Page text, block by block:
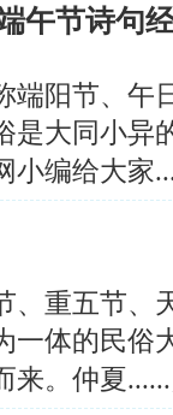
午节诗句
端阳节、午
是大同小异
小编给大家
、重五节、
一体的民俗
来。仲夏......